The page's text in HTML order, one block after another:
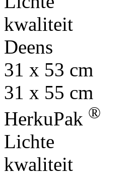
kwaliteit
Deens
31 x 53 cm
31 x 55 cm
HerkuPak ®
Lichte
kwaliteit